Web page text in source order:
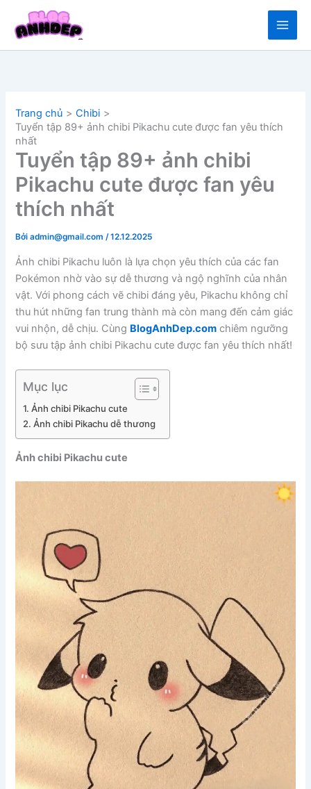
Trang chủ
Chibi
Tuyển tập 89+ ảnh chibi Pikachu cute được fan yêu thích
nhất
Tuyển tập 89+ ảnh chibi
Pikachu cute được fan yêu
thích nhất
Bởiadmin@gmail.com/12.12.2025
Ảnh chibi Pikachu luôn là lựa chọn yêu thích của các fan
Pokémon nhờ vào sự dễ thương và ngộ nghĩnh của nhân
vật. Với phong cách vẽ chibi đáng yêu, Pikachu không chỉ
thu hút những fan trung thành mà còn mang đến cảm giác
vui nhộn, dễ chịu. Cùng BlogAnhDep.com chiêm ngưỡng
bộ sưu tập ảnh chibi Pikachu cute được fan yêu thích nhất!
Mục lục
Ảnh chibi Pikachu cute
Ảnh chibi Pikachu dễ thương
Ảnh chibi Pikachu cute